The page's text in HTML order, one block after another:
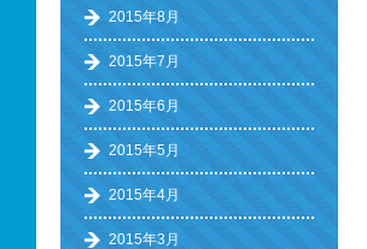
2015年8月
2015年7月
2015年6月
2015年5月
2015年4月
2015年3月